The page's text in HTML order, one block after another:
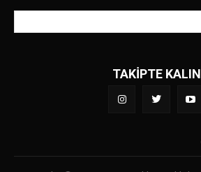
TAKİPTE KALIN